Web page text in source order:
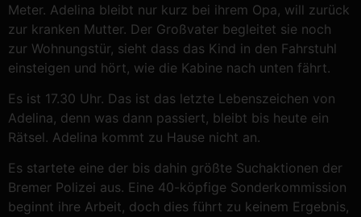
Meter. Adelina bleibt nur kurz bei ihrem Opa, will zurück
zur kranken Mutter. Der Großvater begleitet sie noch
zur Wohnungstür, sieht dass das Kind in den Fahrstuhl
einsteigen und hört, wie die Kabine nach unten fährt.
Es ist 17.30 Uhr. Das ist das letzte Lebenszeichen von
Adelina, denn was dann passiert, bleibt bis heute ein
Rätsel. Adelina kommt zu Hause nicht an.
Es startete eine der bis dahin größte Suchaktionen der
Bremer Polizei aus. Eine 40-köpfige Sonderkommission
beginnt ihre Arbeit, doch dies führt zu keinem Ergebnis,